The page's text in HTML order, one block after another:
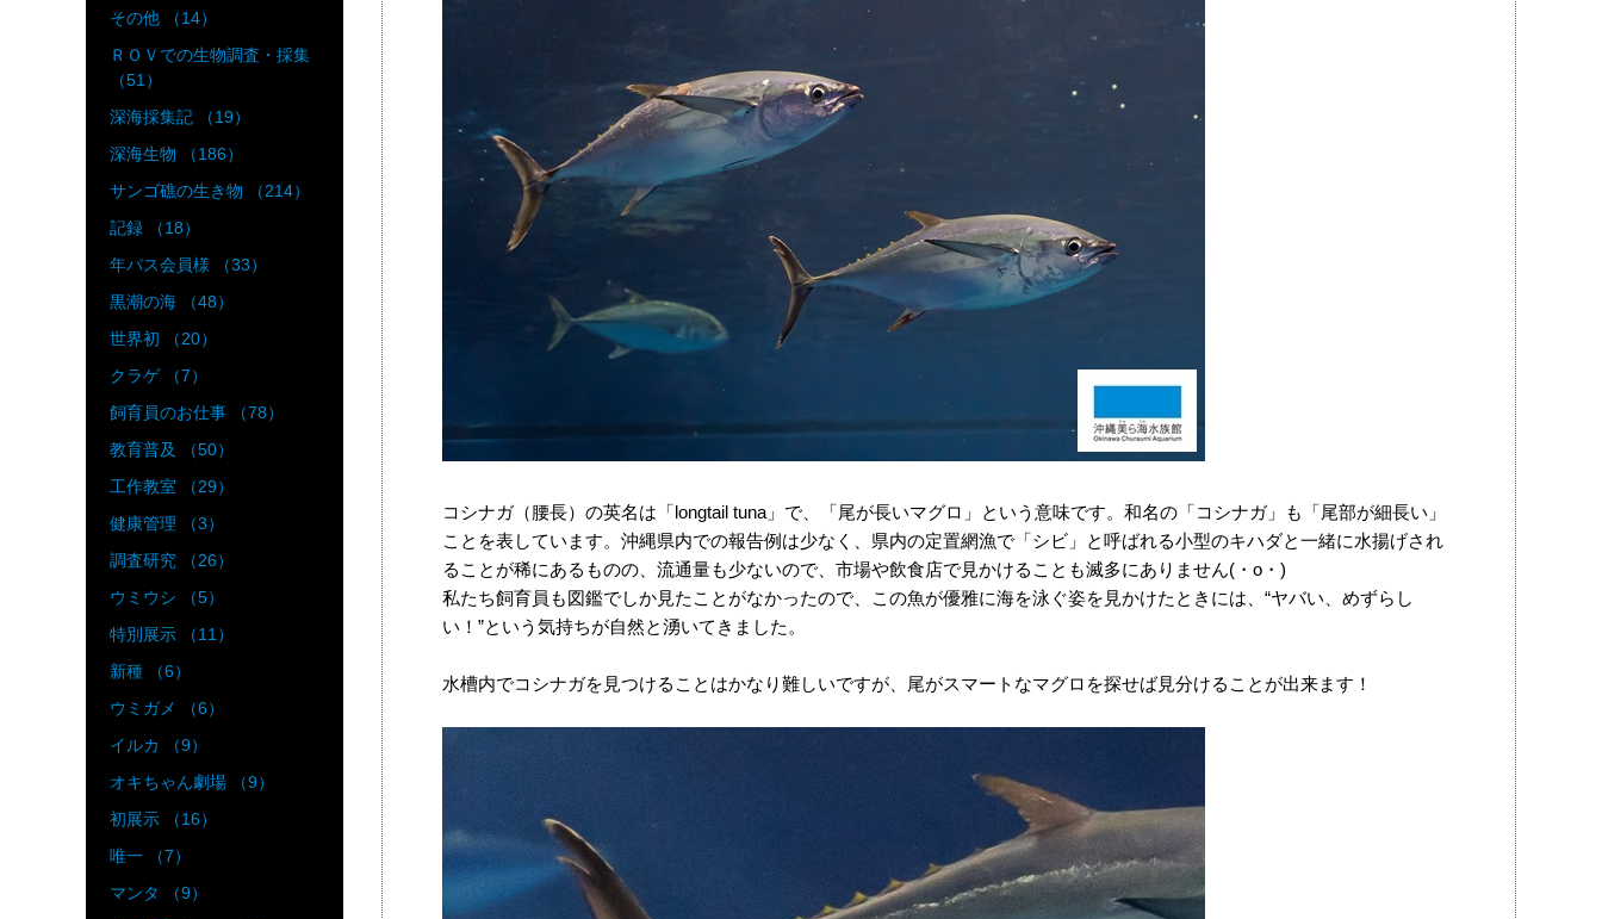
コシナガ（腰長）の英名は「longtail tuna」で、「尾が長いマグロ」という意味です。和名の「コシナガ」も「尾部が細長い」
ことを表しています。沖縄県内での報告例は少なく、県内の定置網漁で「シビ」と呼ばれる小型のキハダと一緒に水揚げされ
ることが稀にあるものの、流通量も少ないので、市場や飲食店で見かけることも滅多にありません(・o・)
私たち飼育員も図鑑でしか見たことがなかったので、この魚が優雅に海を泳ぐ姿を見かけたときには、“ヤバい、めずらし
い！”という気持ちが自然と湧いてきました。
水槽内でコシナガを見つけることはかなり難しいですが、尾がスマートなマグロを探せば見分けることが出来ます！
その他 （14）
ＲＯＶでの生物調査・採集
（51）
深海採集記 （19）
深海生物 （186）
サンゴ礁の生き物 （214）
記録 （18）
年パス会員様 （33）
黒潮の海 （48）
世界初 （20）
クラゲ （7）
飼育員のお仕事 （78）
教育普及 （50）
工作教室 （29）
健康管理 （3）
調査研究 （26）
ウミウシ （5）
特別展示 （11）
新種 （6）
ウミガメ （6）
イルカ （9）
オキちゃん劇場 （9）
初展示 （16）
唯一 （7）
マンタ （9）